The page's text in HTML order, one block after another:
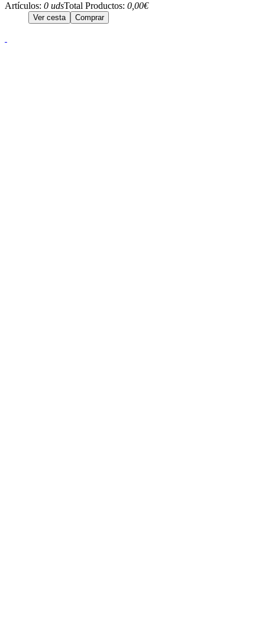
Artículos: 0 udsTotal Productos: 0,00€